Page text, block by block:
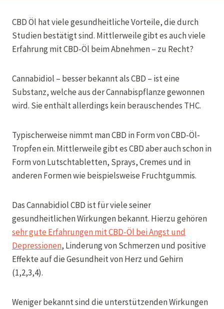
CBD Öl hat viele gesundheitliche Vorteile, die durch
Studien bestätigt sind. Mittlerweile gibt es auch viele
Erfahrung mit CBD-Öl beim Abnehmen – zu Recht?
Cannabidiol – besser bekannt als CBD – ist eine
Substanz, welche aus der Cannabispflanze gewonnen
wird. Sie enthält allerdings kein berauschendes THC.
Typischerweise nimmt man CBD in Form von CBD-Öl-
Tropfen ein. Mittlerweile gibt es CBD aber auch schon in
Form von Lutschtabletten, Sprays, Cremes und in
anderen Formen wie beispielsweise Fruchtgummis.
Das Cannabidiol CBD ist für viele seiner
gesundheitlichen Wirkungen bekannt. Hierzu gehören
sehr gute Erfahrungen mit CBD-Öl bei Angst und
Depressionen, Linderung von Schmerzen und positive
Effekte auf die Gesundheit von Herz und Gehirn
(1,2,3,4).
Weniger bekannt sind die unterstützenden Wirkungen